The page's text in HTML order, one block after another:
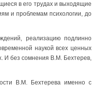
в его трудах и выходящие
и проблемам психологии, до
реализацию подлинно
наукой всех ценных
И без сомнения В.М. Бехтерев,
В.М. Бехтерева именно с